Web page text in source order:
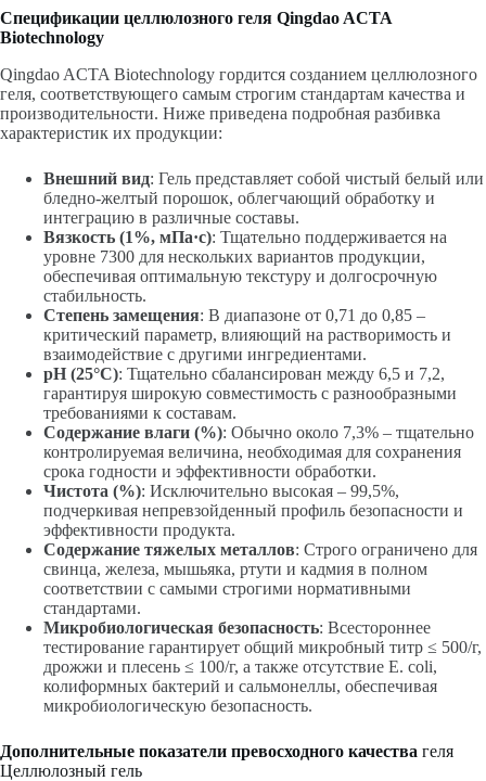
Спецификации целлюлозного геля Qingdao ACTA
Biotechnology
Qingdao ACTA Biotechnology гордится созданием целлюлозного
геля, соответствующего самым строгим стандартам качества и
производительности. Ниже приведена подробная разбивка
характеристик их продукции:
Внешний вид: Гель представляет собой чистый белый или
бледно-желтый порошок, облегчающий обработку и
интеграцию в различные составы.
Вязкость (1%, мПа·с): Тщательно поддерживается на
уровне 7300 для нескольких вариантов продукции,
обеспечивая оптимальную текстуру и долгосрочную
стабильность.
Степень замещения: В диапазоне от 0,71 до 0,85 –
критический параметр, влияющий на растворимость и
взаимодействие с другими ингредиентами.
pH (25°C): Тщательно сбалансирован между 6,5 и 7,2,
гарантируя широкую совместимость с разнообразными
требованиями к составам.
Содержание влаги (%): Обычно около 7,3% – тщательно
контролируемая величина, необходимая для сохранения
срока годности и эффективности обработки.
Чистота (%): Исключительно высокая – 99,5%,
подчеркивая непревзойденный профиль безопасности и
эффективности продукта.
Содержание тяжелых металлов: Строго ограничено для
свинца, железа, мышьяка, ртути и кадмия в полном
соответствии с самыми строгими нормативными
стандартами.
Микробиологическая безопасность: Всестороннее
тестирование гарантирует общий микробный титр ≤ 500/г,
дрожжи и плесень ≤ 100/г, а также отсутствие E. coli,
колиформных бактерий и сальмонеллы, обеспечивая
микробиологическую безопасность.
Дополнительные показатели превосходного качества геля
Целлюлозный гель